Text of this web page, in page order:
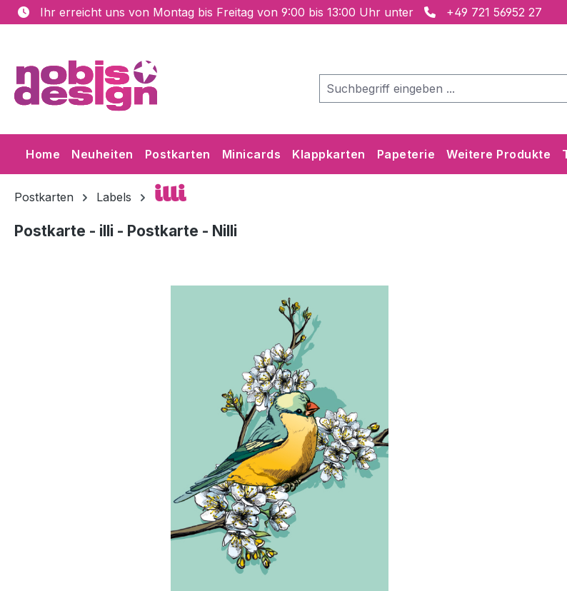
Hauptinhalt springen
Zur Suche springen
Zur Hauptnavigation springen
Ihr erreicht uns von Montag bis Freitag von 9:00 bis 13:00 Uhr unter +49 721 56952 27
Home Neuheiten Postkarten Minicards Klappkarten Papeterie Weitere Produkte
Postkarten Labels illi
Postkarte - illi - Postkarte - Nilli